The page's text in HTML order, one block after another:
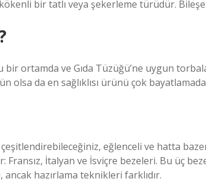
bir tatlı veya şekerleme türüdür.
ortamda ve Gıda Tüzüğü’ne uygun
olsa da en sağlıklısı ürünü çok
eğlenceli ve hatta
İtalyan ve İsviçre bezeleri. Bu üç
ancak hazırlama teknikleri farklıdır.